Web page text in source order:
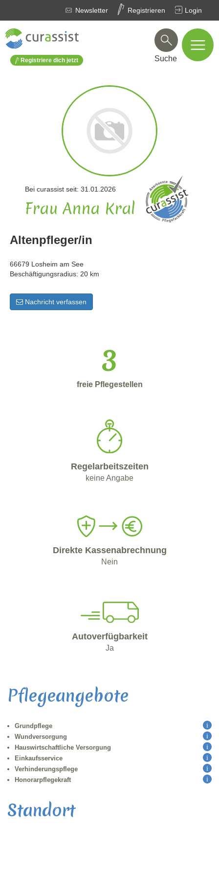
Login
Registrieren
Newsletter
Registriere dich jetzt Suche
Bei curassist seit: 31.01.2026
Frau Anna Kral
Altenpfleger/in
66679 Losheim am See
Beschäftigungsradius: 20 km
Nachricht verfassen
3
freie Pflegestellen
Regelarbeitszeiten
keine Angabe
Direkte Kassenabrechnung
Nein
Autoverfügbarkeit
Ja
Pflegeangebote
Grundpflege
Wundversorgung
Hauswirtschaftliche Versorgung
Einkaufsservice
Verhinderungspflege
Honorarpflegekraft
Standort